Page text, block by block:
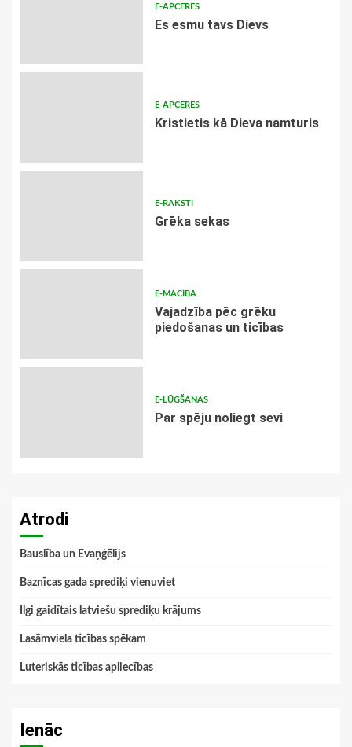
E-APCERES
Es esmu tavs Dievs
E-APCERES
Kristietis kā Dieva namturis
E-RAKSTI
Grēka sekas
E-MĀCĪBA
Vajadzība pēc grēku
piedošanas un ticības
E-LŪGŠANAS
Par spēju noliegt sevi
Atrodi
Bauslība un Evaņģēlijs
Baznīcas gada sprediķi vienuviet
Ilgi gaidītais latviešu sprediķu krājums
Lasāmviela ticības spēkam
Luteriskās ticības apliecības
Ienāc